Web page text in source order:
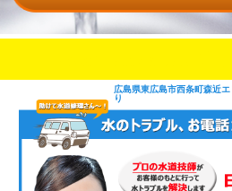
広島県東広島市西条町森近
り